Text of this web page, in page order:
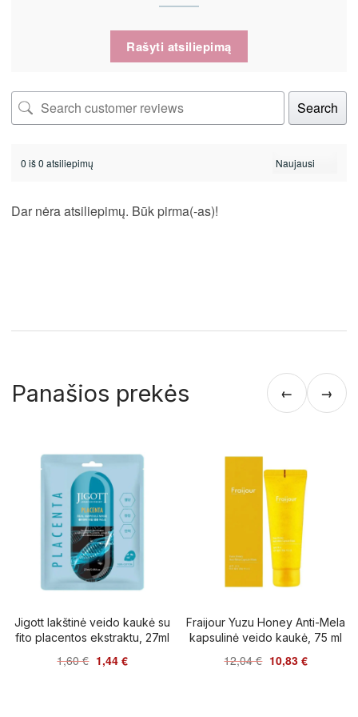
Rašyti atsiliepimą
Search
0 iš 0 atsiliepimų
Dar nėra atsiliepimų. Būk pirma(-as)!
Panašios prekės ← →
Jigott lakštinė veido kaukė su
fito placentos ekstraktu, 27ml
1,60€ 1,44 €
Fraijour Yuzu Honey Anti-Mela
kapsulinė veido kaukė, 75 ml
12,04€ 10,83 €